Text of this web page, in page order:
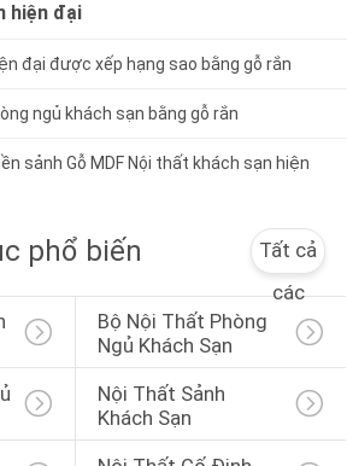
hiện đại
đại được xếp hạng sao bằng gỗ rắn
ngủ khách sạn bằng gỗ rắn
sảnh Gỗ MDF Nội thất khách sạn hiện
phổ biến
Tất cả
các
Bộ Nội Thất Phòng
Ngủ Khách Sạn
Nội Thất Sảnh
Khách Sạn